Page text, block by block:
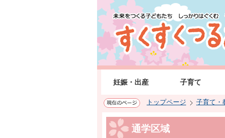
妊娠・出産 子育て
トップページ 子育て・
通学区域